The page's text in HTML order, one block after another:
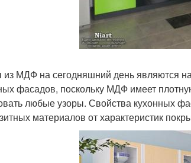
МДФ на сегодняшний день являются
фасадов, поскольку МДФ имеет
любые узоры. Свойства кухонных
материалов от характеристик